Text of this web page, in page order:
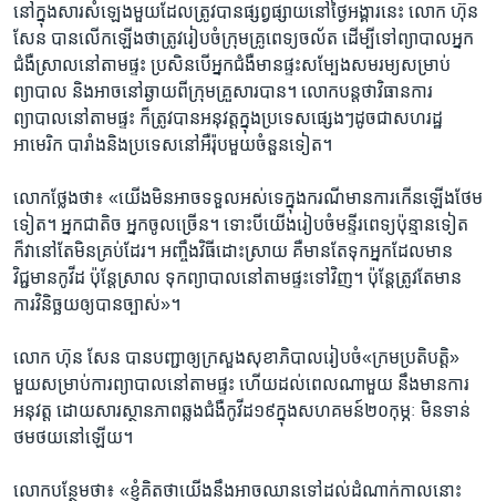
នៅ​ក្នុង​សារ​សំឡេង​មួយ​ដែល​ត្រូវ​បាន​ផ្សព្វផ្សាយ​នៅ​ថ្ងៃ​អង្គារ​នេះ លោក ហ៊ុន
សែន បាន​លើក​ឡើង​ថា​ត្រូវ​រៀបចំ​ក្រុម​គ្រូ​ពេទ្យ​ចល័ត​ ដើម្បី​ទៅ​ព្យាបាល​អ្នក​
ជំងឺ​ស្រាលនៅតាម​ផ្ទះ ប្រសិនបើ​អ្នក​ជំងឺមាន​ផ្ទះ​សម្បែង​សម​រម្យ​សម្រាប់
ព្យាបាល និង​អាច​នៅ​ឆ្ងាយ​ពី​ក្រុម​គ្រួសារ​បាន។ លោក​បន្ត​ថា​វិធាន​ការ​
ព្យាបាល​នៅ​តាម​ផ្ទះ ក៏​ត្រូវ​បានអនុ​វត្ត​ក្នុង​ប្រទេស​ផ្សេងៗ​ដូច​ជា​សហរដ្ឋ​
អាមេរិក បារាំងនិងប្រទេស​នៅអឺរ៉ុប​មួយ​ចំនួន​ទៀត។
លោក​ថ្លែង​ថា៖ «យើង​មិន​អាច​ទទួល​អស់​ទេ​ក្នុង​ករណី​មាន​ការ​កើន​ឡើង​ថែម​
ទៀត។ អ្នក​ជា​តិច​ អ្នក​ចូល​ច្រើន​។ ទោះ​បី​យើង​រៀបចំ​មន្ទីរ​ពេទ្យ​ប៉ុន្មាន​ទៀត
ក៏​វា​នៅ​តែ​មិន​គ្រប់​ដែរ​។ អញ្ចឹង​វិធីដោះ​ស្រាយ គឺ​មាន​តែ​ទុកអ្នក​ដែល​មាន​
វិជ្ជមាន​កូវីដ​ ប៉ុន្តែ​ស្រាល ទុក​ព្យាបាល​នៅ​តាម​ផ្ទះទៅ​វិញ​។ ប៉ុន្តែ​ត្រូវ​តែ​មាន​
ការ​វិនិច្ឆយ​ឲ្យ​បាន​ច្បាស់»។
លោក ហ៊ុន សែន បាន​បញ្ជា​ឲ្យ​ក្រសួង​សុខាភិបាលរៀប​ចំ«​ក្រម​ប្រតិបត្តិ»​
មួយ​សម្រាប់​ការ​ព្យាបាល​នៅតាម​ផ្ទះ​ ហើយ​ដល់​ពេល​ណា​មួយ នឹង​មាន​ការ​
អនុវត្ត ដោយ​សារ​ស្ថាន​ភាព​ឆ្លង​ជំងឺ​កូវីដ​១៩​ក្នុង​សហគមន៍​២០​កុម្ភៈ​ មិន​ទាន់​
ថម​ថយ​នៅ​ឡើយ​។
លោក​បន្ថែម​ថា​៖ «ខ្ញុំ​គិត​ថា​យើង​នឹង​អាច​ឈាន​ទៅ​ដល់​ដំណាក់​កាល​នោះ